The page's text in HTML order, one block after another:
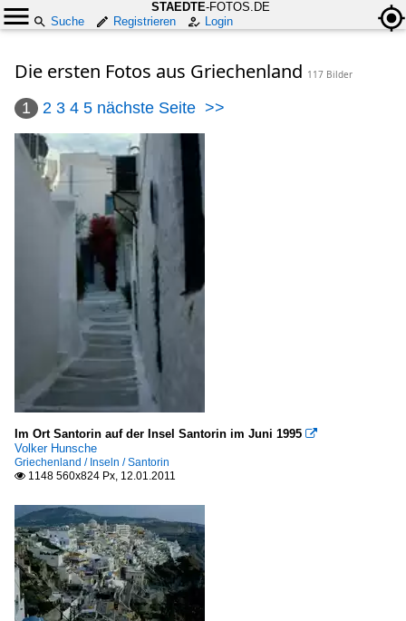
STAEDTE-FOTOS.DE
Suche
Registrieren Login
Die ersten Fotos aus Griechenland 117 Bilder
1 2 3 4 5 nächste Seite >>
Im Ort Santorin auf der Insel Santorin im Juni 1995 
Volker Hunsche
Griechenland / Inseln / Santorin
 1148 560x824 Px, 12.01.2011